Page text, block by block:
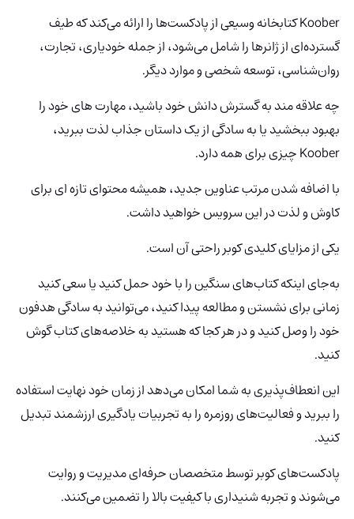
Koober کتابخانه وسیعی از پادکست‌ها را ارائه می‌کند که طیف
گسترده‌ای از ژانرها را شامل می‌شود، از جمله خودیاری، تجارت،
روان‌شناسی، توسعه شخصی و موارد دیگر.
چه علاقه مند به گسترش دانش خود باشید، مهارت های خود را
بهبود ببخشید یا به سادگی از یک داستان جذاب لذت ببرید،
Koober چیزی برای همه دارد.
با اضافه شدن مرتب عناوین جدید، همیشه محتوای تازه ای برای
کاوش و لذت در این سرویس خواهید داشت.
یکی از مزایای کلیدی کوبر راحتی آن است.
به‌جای اینکه کتاب‌های سنگین را با خود حمل کنید یا سعی کنید
زمانی برای نشستن و مطالعه پیدا کنید، می‌توانید به سادگی هدفون
خود را وصل کنید و در هر کجا که هستید به خلاصه‌های کتاب گوش
کنید.
این انعطاف‌پذیری به شما امکان می‌دهد از زمان خود نهایت استفاده
را ببرید و فعالیت‌های روزمره را به تجربیات یادگیری ارزشمند تبدیل
کنید.
پادکست‌های کوبر توسط متخصصان حرفه‌ای مدیریت و روایت
می‌شوند و تجربه شنیداری با کیفیت بالا را تضمین می‌کنند.